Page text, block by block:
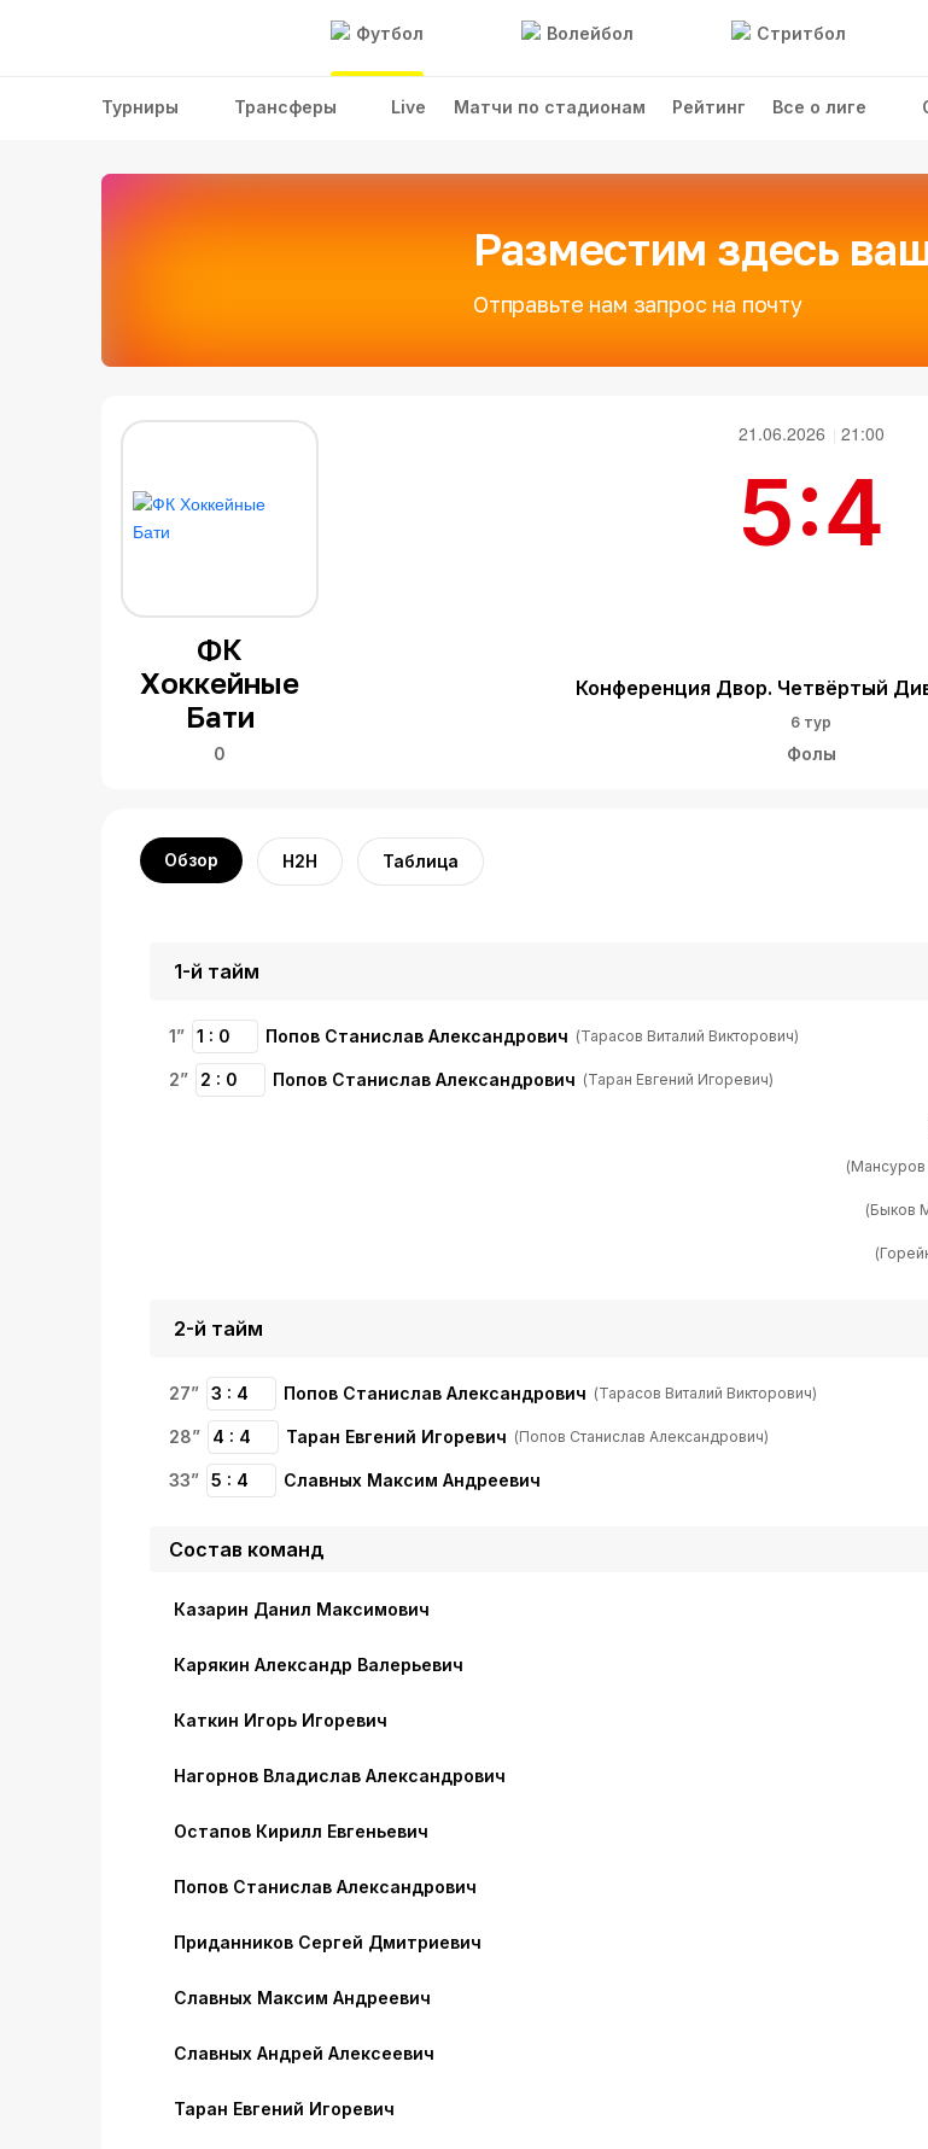
Футбол Волейбол Стритбол
Турниры Трансферы Live Матчи по стадионам Рейтинг Все о лиге
Разместим здесь
Отправьте нам запрос на почту
21.06.2026 21:00
ФК
Хоккейные
Бати
5:4
Конференция Двор. Четвёртый
6 тур
Фолы
0
Обзор H2H Таблица
1” 1 : 0 Попов Станислав Александрович (Тарасов Виталий Викторович)
2” 2 : 0 Попов Станислав Александрович (Таран Евгений Игоревич)
(Мансуров
(Быков
1-й тайм
27” 3 : 4 Попов Станислав Александрович (Тарасов Виталий Викторович)
28” 4 : 4 Таран Евгений Игоревич (Попов Станислав Александрович)
33” 5 : 4 Славных Максим Андреевич
2-й тайм
Состав команд
Казарин Данил Максимович
Карякин Александр Валерьевич
Каткин Игорь Игоревич
Нагорнов Владислав Александрович
Остапов Кирилл Евгеньевич
Попов Станислав Александрович
Приданников Сергей Дмитриевич
Славных Максим Андреевич
Славных Андрей Алексеевич
Таран Евгений Игоревич